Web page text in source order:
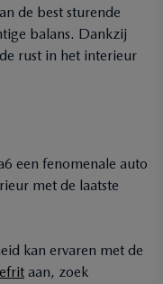
de best sturende
balans. Dankzij
rust in het interieur
een fenomenale auto
met de laatste
kan ervaren met de
aan, zoek